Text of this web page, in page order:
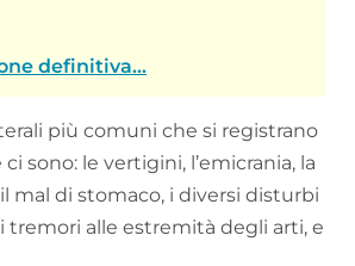
definitiva...
più comuni che si registrano
sono: le vertigini, l’emicrania, la
mal di stomaco, i diversi disturbi
i tremori alle estremità degli arti, e